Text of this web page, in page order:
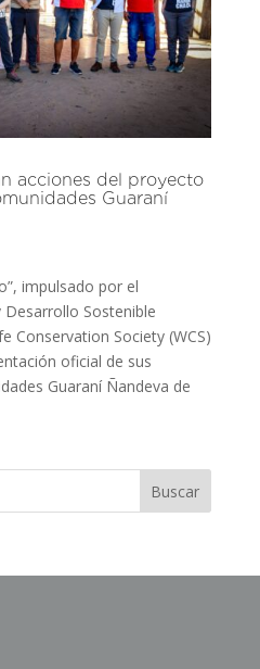
acciones del proyecto
Guaraní
impulsado por el
Sostenible
Conservation Society (WCS)
oficial de sus
Guaraní Ñandeva de
Buscar